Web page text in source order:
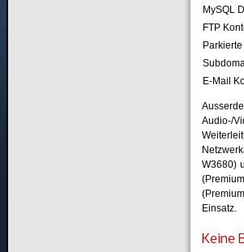
MySQL
FTP
E-Mail
Audio-/
W3680)
Einsatz.
Keine